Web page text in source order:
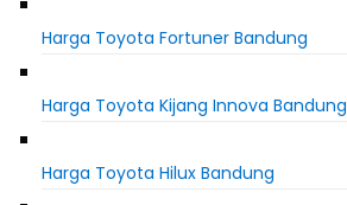
Harga Toyota Fortuner Bandung
Harga Toyota Kijang Innova Bandung
Harga Toyota Hilux Bandung